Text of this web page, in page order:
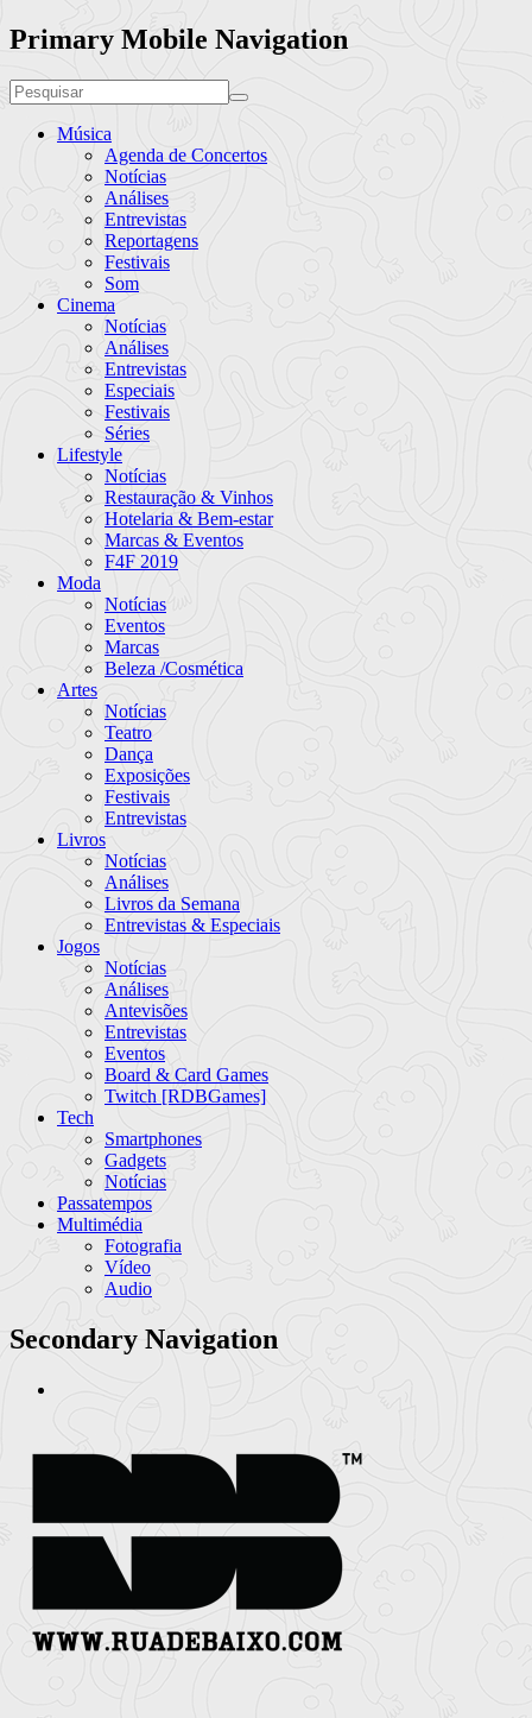
Primary Mobile Navigation
Música
Agenda de Concertos
Notícias
Análises
Entrevistas
Reportagens
Festivais
Som
Cinema
Notícias
Análises
Entrevistas
Especiais
Festivais
Séries
Lifestyle
Notícias
Restauração & Vinhos
Hotelaria & Bem-estar
Marcas & Eventos
F4F 2019
Moda
Notícias
Eventos
Marcas
Beleza /Cosmética
Artes
Notícias
Teatro
Dança
Exposições
Festivais
Entrevistas
Livros
Notícias
Análises
Livros da Semana
Entrevistas & Especiais
Jogos
Notícias
Análises
Antevisões
Entrevistas
Eventos
Board & Card Games
Twitch [RDBGames]
Tech
Smartphones
Gadgets
Notícias
Passatempos
Multimédia
Fotografia
Vídeo
Audio
Secondary Navigation